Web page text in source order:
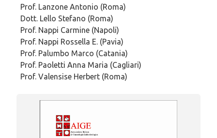
Prof. Lanzone Antonio (Roma)
Dott. Lello Stefano (Roma)
Prof. Nappi Carmine (Napoli)
Prof. Nappi Rossella E. (Pavia)
Prof. Palumbo Marco (Catania)
Prof. Paoletti Anna Maria (Cagliari)
Prof. Valensise Herbert (Roma)